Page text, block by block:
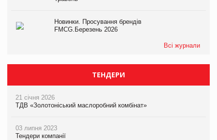
Новинки. Просування брендів
FMCG.Березень 2026
Всі журнали
ТЕНДЕРИ
21 січня 2026
ТДВ «Золотоніський маслоробний комбінат»
03 липня 2023
Тендери компанії